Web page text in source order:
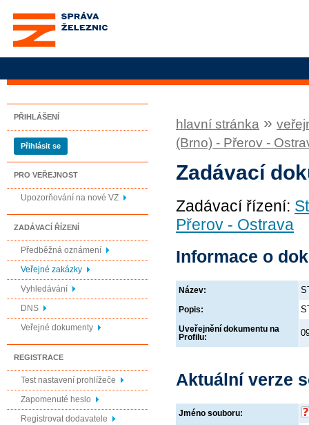
Správa železnic, státní
organizace
PŘIHLÁŠENÍ
Přihlásit se
PRO VEŘEJNOST
Upozorňování na nové VZ
ZADÁVACÍ ŘÍZENÍ
Předběžná oznámení
Veřejné zakázky
Vyhledávání
DNS
Veřejné dokumenty
REGISTRACE
Test nastavení prohlížeče
Zapomenuté heslo
Registrovat dodavatele
hlavní stránka »
(Brno) - Přerov -
Zadávací
Zadávací řízení:
Přerov - Ostrava
Informace o
Název:
Popis:
Uveřejnění dokumentu na
Profilu:
Aktuální verze
Jméno souboru: